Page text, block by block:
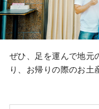
ぜひ、足を運んで地元
り、お帰りの際のお土